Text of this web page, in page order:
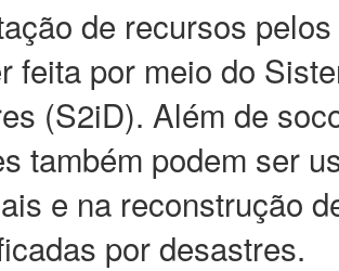
de recursos
feita por meio do
(S2iD). Além de
também podem ser
e na reconstrução
por desastres.